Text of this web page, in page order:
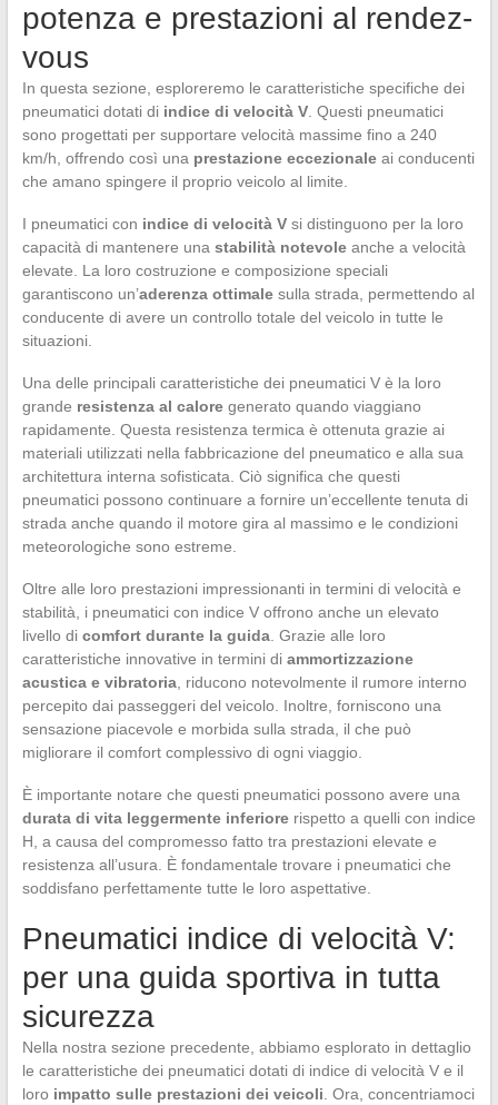
potenza e prestazioni al rendez-
vous
In questa sezione, esploreremo le caratteristiche specifiche dei
pneumatici dotati di indice di velocità V. Questi pneumatici
sono progettati per supportare velocità massime fino a 240
km/h, offrendo così una prestazione eccezionaleai conducenti
che amano spingere il proprio veicolo al limite.
I pneumatici con indice di velocità Vsi distinguono per la loro
capacità di mantenere una stabilità notevoleanche a velocità
elevate. La loro costruzione e composizione speciali
garantiscono un’aderenza ottimalesulla strada, permettendo al
conducente di avere un controllo totale del veicolo in tutte le
situazioni.
Una delle principali caratteristiche dei pneumatici V è la loro
grande resistenza al caloregenerato quando viaggiano
rapidamente. Questa resistenza termica è ottenuta grazie ai
materiali utilizzati nella fabbricazione del pneumatico e alla sua
architettura interna sofisticata. Ciò significa che questi
pneumatici possono continuare a fornire un’eccellente tenuta di
strada anche quando il motore gira al massimo e le condizioni
meteorologiche sono estreme.
Oltre alle loro prestazioni impressionanti in termini di velocità e
stabilità, i pneumatici con indice V offrono anche un elevato
livello di comfort durante la guida. Grazie alle loro
caratteristiche innovative in termini di ammortizzazione
acustica e vibratoria, riducono notevolmente il rumore interno
percepito dai passeggeri del veicolo. Inoltre, forniscono una
sensazione piacevole e morbida sulla strada, il che può
migliorare il comfort complessivo di ogni viaggio.
È importante notare che questi pneumatici possono avere una
durata di vita leggermente inferiorerispetto a quelli con indice
H, a causa del compromesso fatto tra prestazioni elevate e
resistenza all’usura. È fondamentale trovare i pneumatici che
soddisfano perfettamente tutte le loro aspettative.
Pneumatici indice di velocità V:
per una guida sportiva in tutta
sicurezza
Nella nostra sezione precedente, abbiamo esplorato in dettaglio
le caratteristiche dei pneumatici dotati di indice di velocità V e il
loro impatto sulle prestazioni dei veicoli . Ora, concentriamoci